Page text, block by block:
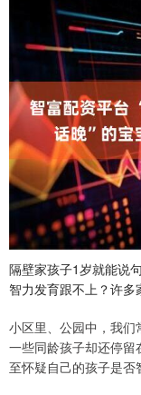
隔壁家孩子1岁就能说
智力发育跟不上？许多
小区里、公园中，我
一些同龄孩子却还停
至怀疑自己的孩子是否